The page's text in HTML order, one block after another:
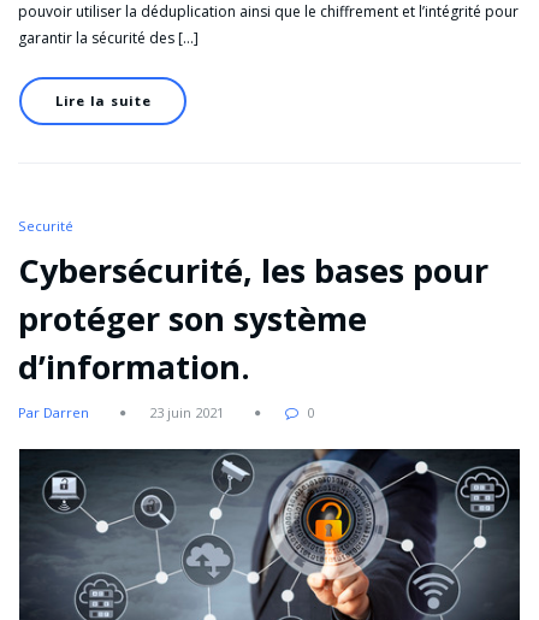
pouvoir utiliser la déduplication ainsi que le chiffrement et l’intégrité pour
garantir la sécurité des […]
Lire la suite
Securité
Cybersécurité, les bases pour
protéger son système
d’information.
Par Darren 23 juin 2021 0